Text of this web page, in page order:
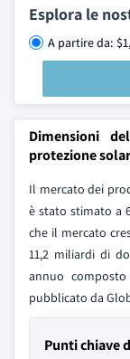
Esplora le
A partire da:
Dimensioni
protezione
Il mercato dei
è stato stimato a
che il mercato
11,2 miliardi di
annuo
pubblicato da
Punti chiave